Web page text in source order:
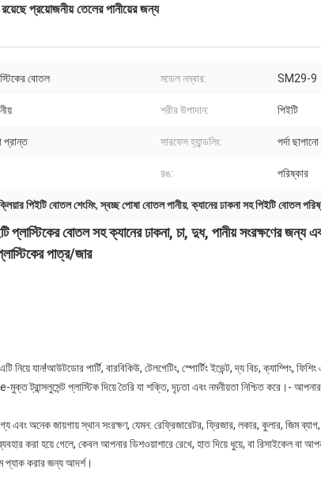
প্রয়োজনীয় তেলের পানীয়ের জন্য
বোতল মডেল নম্বার: SM29-9
শরীর উপাদান: পিইটি
প্রান্ত সারফেস হ্যান্ডলিং: পর্দা ছাপানো
রঙ: পরিষ্কার
পিইটি বোতল শেংমিং,স্বচ্ছ পোষা বোতল পানীয়,ক্যানের ঢাকনা সহ পিইটি বোতল
বোতল সহ ক্যানের ঢাকনা, চা, দুধ, পানীয় সংরক্ষণের জন্য এবং
পাত্র/জার
যান!আউটডোর পার্টি, বারবিকিউ, টেলগেটিং, স্পোর্টিং ইভেন্ট, দ্য বিচ, ক্যাম্পিং,
প্লাস্টিক দিয়ে তৈরি যা শক্তি, দৃঢ়তা এবং নমনীয়তা নিশ্চিত করে।- আপনার
এবং অনেক জায়গায় স্থান সংরক্ষণ, যেমন: রেফ্রিজারেটর, ফ্রিজার, লকার, কুলার, জিম ব্যাগ,
করা হয়ে গেলে, কেবল আপনার ডিশওয়াশারে রেখে, হাত দিয়ে ধুয়ে, বা রিসাইকেল বা
করার জন্য আদর্শ।